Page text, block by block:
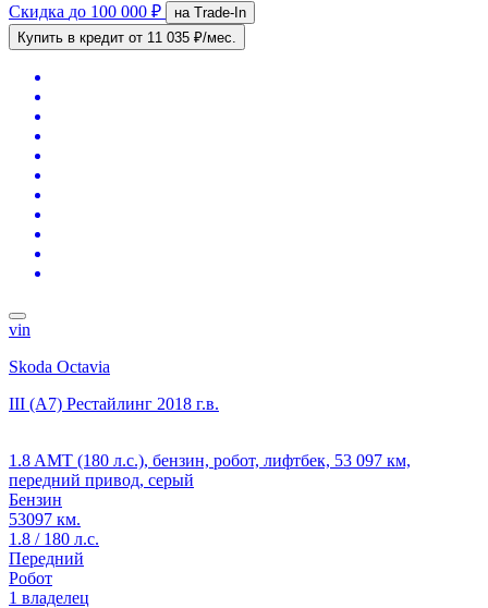
Скидка до 100 000 ₽
на Trade-In
Купить в кредит от 11 035 ₽/мес.
vin
Skoda Octavia
III (A7) Рестайлинг 2018 г.в.
1.8 AMT (180 л.с.), бензин, робот, лифтбек, 53 097 км,
передний привод, серый
Бензин
53097 км.
1.8 / 180 л.с.
Передний
Робот
1 владелец